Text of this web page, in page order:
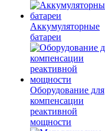
Аккумуляторные
батареи
Оборудование для
компенсации
реактивной
мощности